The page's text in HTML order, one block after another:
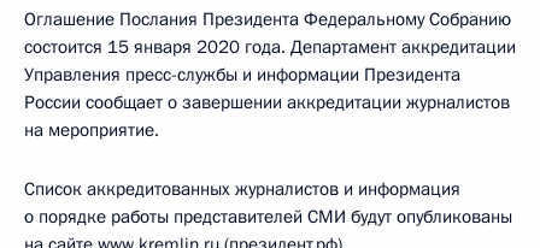
Оглашение Послания Президента Федеральному Собранию
состоится 15 января 2020 года. Департамент аккредитации
Управления пресс-службы и информации Президента
России сообщает о завершении аккредитации журналистов
на мероприятие.
Список аккредитованных журналистов и информация
о порядке работы представителей СМИ будут опубликованы